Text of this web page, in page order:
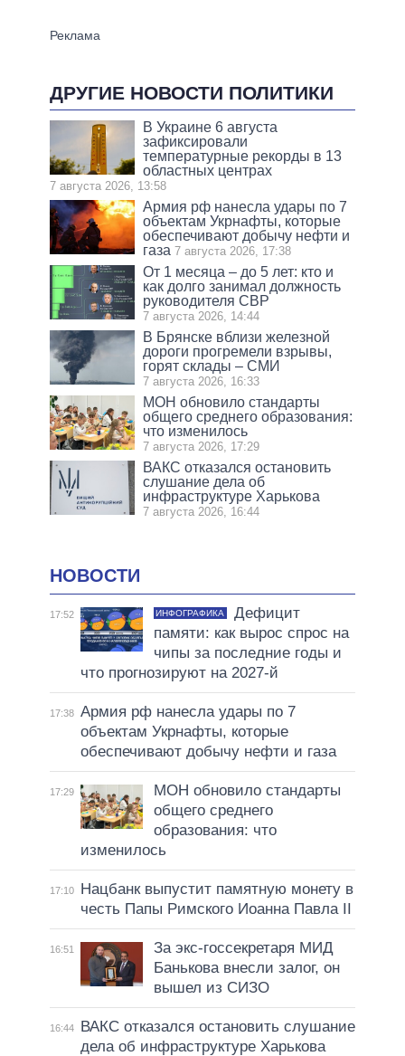
ДРУГИЕ НОВОСТИ ПОЛИТИКИ
В Украине 6 августа
зафиксировали
температурные рекорды в 13
областных центрах
7 августа 2026, 13:58
Армия рф нанесла удары по 7
объектам Укрнафты, которые
обеспечивают добычу нефти и
газа 7 августа 2026, 17:38
От 1 месяца – до 5 лет: кто и
как долго занимал должность
руководителя СВР
7 августа 2026, 14:44
В Брянске вблизи железной
дороги прогремели взрывы,
горят склады – СМИ
7 августа 2026, 16:33
МОН обновило стандарты
общего среднего образования:
что изменилось
7 августа 2026, 17:29
ВАКС отказался остановить
слушание дела об
инфраструктуре Харькова
7 августа 2026, 16:44
НОВОСТИ
17:52 ИНФОГРАФИКА
Дефицит
памяти: как вырос спрос на
чипы за последние годы и
что прогнозируют на 2027-й
17:38 Армия рф нанесла удары по 7
объектам Укрнафты, которые
обеспечивают добычу нефти и газа
17:29
МОН обновило стандарты
общего среднего
образования: что
изменилось
17:10
Нацбанк выпустит памятную монету в
честь Папы Римского Иоанна Павла II
16:51
За экс-госсекретаря МИД
Банькова внесли залог, он
вышел из СИЗО
16:44
ВАКС отказался остановить слушание
дела об инфраструктуре Харькова